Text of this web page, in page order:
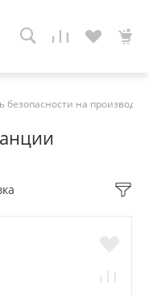
безопасности на